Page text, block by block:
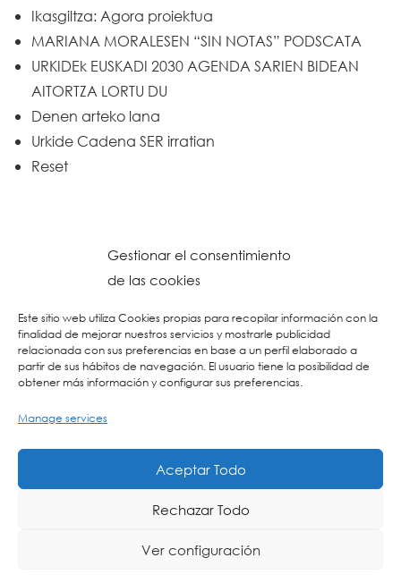
Gestionar el consentimiento
de las cookies
Este sitio web utiliza Cookies propias para recopilar información con la
finalidad de mejorar nuestros servicios y mostrarle publicidad
relacionada con sus preferencias en base a un perfil elaborado a
partir de sus hábitos de navegación. El usuario tiene la posibilidad de
obtener más información y configurar sus preferencias.
Manage services
Aceptar Todo
Rechazar Todo
Ver configuración
Ikasgiltza: Agora proiektua
MARIANA MORALESEN “SIN NOTAS” PODSCATA
URKIDEk EUSKADI 2030 AGENDA SARIEN BIDEAN
AITORTZA LORTU DU
Denen arteko lana
Urkide Cadena SER irratian
Reset
Lege Oharra-Postontzi Etikoa
Diseinua: La Consulta Creativa